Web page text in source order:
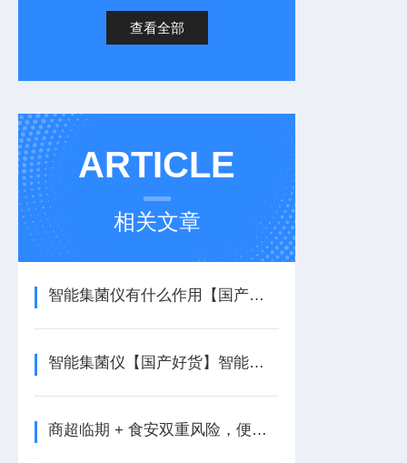
查看全部
ARTICLE
相关文章
智能集菌仪有什么作用【国产好货】智能集菌仪
智能集菌仪【国产好货】智能集菌仪
商超临期 + 食安双重风险，便携式食品安全检测仪现场快速筛查